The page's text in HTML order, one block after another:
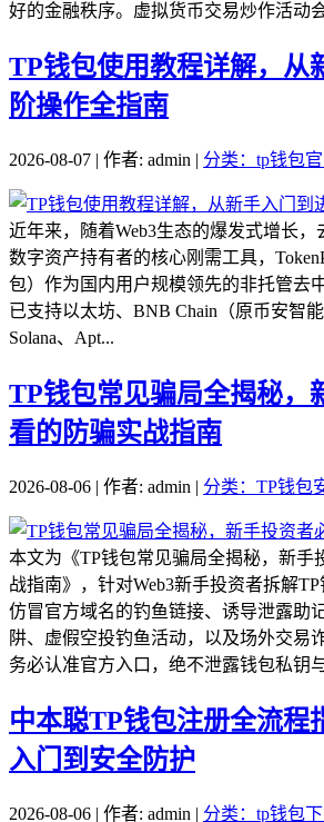
好的金融秩序。虚拟货币交易炒作活动
TP钱包使用教程详解，从
阶操作全指南
2026-08-07 | 作者: admin | 分类：tp钱包
近年来，随着Web3生态的爆发式增长，
数字资产持有者的核心刚需工具，
包）作为国内用户规模领先的非托管去
已支持以太坊、BNB Chain（原币安智能
Solana、Apt...
TP钱包常见骗局全揭秘，
看的防骗实战指南
2026-08-06 | 作者: admin | 分类：TP钱包
本文为《TP钱包常见骗局全揭秘，新手
战指南》，针对Web3新手投资者拆解TP
仿冒官方域名的钓鱼链接、诱导泄露助
阱、虚假空投钓鱼活动，以及场外交易
务必认准官方入口，绝不泄露钱包私钥
中本聪TP钱包注册全流程
入门到安全防护
2026-08-06 | 作者: admin | 分类：tp钱包